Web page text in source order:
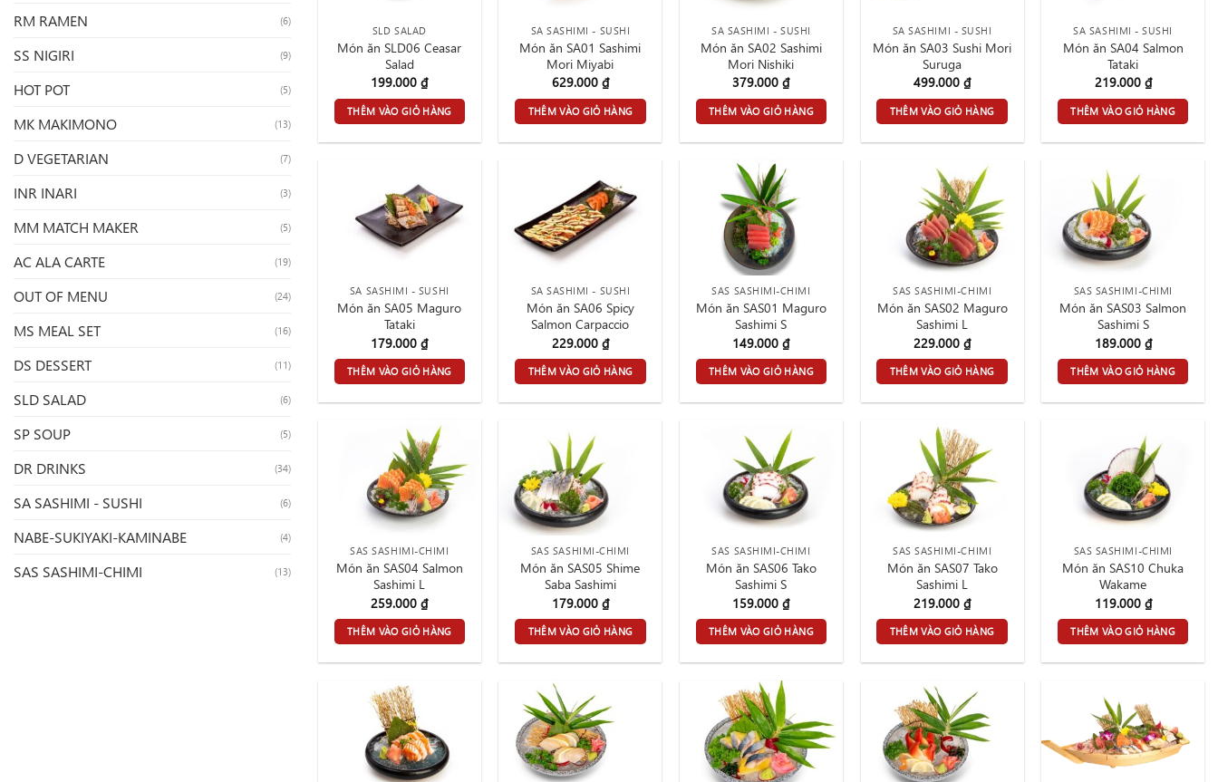
RM RAMEN (6)
SS NIGIRI (9)
HOT POT (5)
MK MAKIMONO (13)
D VEGETARIAN (7)
INR INARI (3)
MM MATCH MAKER (5)
AC ALA CARTE (19)
OUT OF MENU (24)
MS MEAL SET (16)
DS DESSERT (11)
SLD SALAD (6)
SP SOUP (5)
DR DRINKS (34)
SA SASHIMI - SUSHI (6)
NABE-SUKIYAKI-KAMINABE (4)
SAS SASHIMI-CHIMI (13)
SLD SALAD
Món ăn SLD06 Ceasar
Salad
199.000₫
THÊM VÀO GIỎ HÀNG
SA SASHIMI - SUSHI
Món ăn SA01 Sashimi
Mori Miyabi
629.000 ₫
THÊM VÀO GIỎ HÀNG
SA SASHIMI - SUSHI
Món ăn SA02 Sashimi
Mori Nishiki
379.000₫
THÊM VÀO GIỎ HÀNG
SA SASHIMI - SUSHI
Món ăn SA03 Sushi Mori
Suruga
499.000₫
THÊM VÀO GIỎ HÀNG
SA SASHIMI - SUSHI
Món ăn SA04 Salmon
Tataki
219.000 ₫
THÊM VÀO GIỎ HÀNG
SA SASHIMI - SUSHI
Món ăn SA05 Maguro
Tataki
179.000₫
THÊM VÀO GIỎ HÀNG
SA SASHIMI - SUSHI
Món ăn SA06 Spicy
Salmon Carpaccio
229.000 ₫
THÊM VÀO GIỎ HÀNG
SAS SASHIMI-CHIMI
Món ăn SAS01 Maguro
Sashimi S
149.000₫
THÊM VÀO GIỎ HÀNG
SAS SASHIMI-CHIMI
Món ăn SAS02 Maguro
Sashimi L
229.000₫
THÊM VÀO GIỎ HÀNG
SAS SASHIMI-CHIMI
Món ăn SAS03 Salmon
Sashimi S
189.000 ₫
THÊM VÀO GIỎ HÀNG
SAS SASHIMI-CHIMI
Món ăn SAS04 Salmon
Sashimi L
259.000₫
THÊM VÀO GIỎ HÀNG
SAS SASHIMI-CHIMI
Món ăn SAS05 Shime
Saba Sashimi
179.000 ₫
THÊM VÀO GIỎ HÀNG
SAS SASHIMI-CHIMI
Món ăn SAS06 Tako
Sashimi S
159.000₫
THÊM VÀO GIỎ HÀNG
SAS SASHIMI-CHIMI
Món ăn SAS07 Tako
Sashimi L
219.000₫
THÊM VÀO GIỎ HÀNG
SAS SASHIMI-CHIMI
Món ăn SAS10 Chuka
Wakame
119.000 ₫
THÊM VÀO GIỎ HÀNG